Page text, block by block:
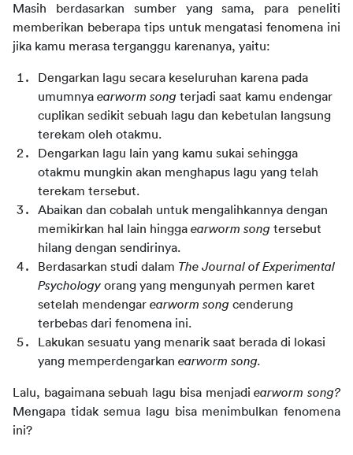
Masih berdasarkan sumber yang sama, para peneliti
memberikan beberapa tips untuk mengatasi fenomena ini
jika kamu merasa terganggu karenanya, yaitu:
Dengarkan lagu secara keseluruhan karena pada
umumnya earworm song terjadi saat kamu endengar
cuplikan sedikit sebuah lagu dan kebetulan langsung
terekam oleh otakmu.
Dengarkan lagu lain yang kamu sukai sehingga
otakmu mungkin akan menghapus lagu yang telah
terekam tersebut.
Abaikan dan cobalah untuk mengalihkannya dengan
memikirkan hal lain hingga earworm song tersebut
hilang dengan sendirinya.
Berdasarkan studi dalam The Journal of Experimental
Psychology orang yang mengunyah permen karet
setelah mendengar earworm song cenderung
terbebas dari fenomena ini.
Lakukan sesuatu yang menarik saat berada di lokasi
yang memperdengarkan earworm song.
Lalu, bagaimana sebuah lagu bisa menjadi
Mengapa tidak semua lagu bisa menimbulkan fenomena
ini?